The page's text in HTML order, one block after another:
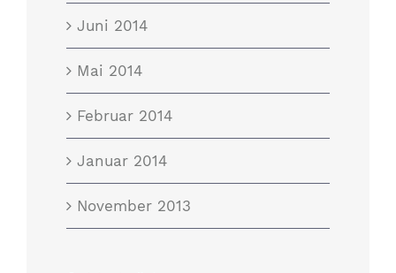
Juni 2014
Mai 2014
Februar 2014
Januar 2014
November 2013